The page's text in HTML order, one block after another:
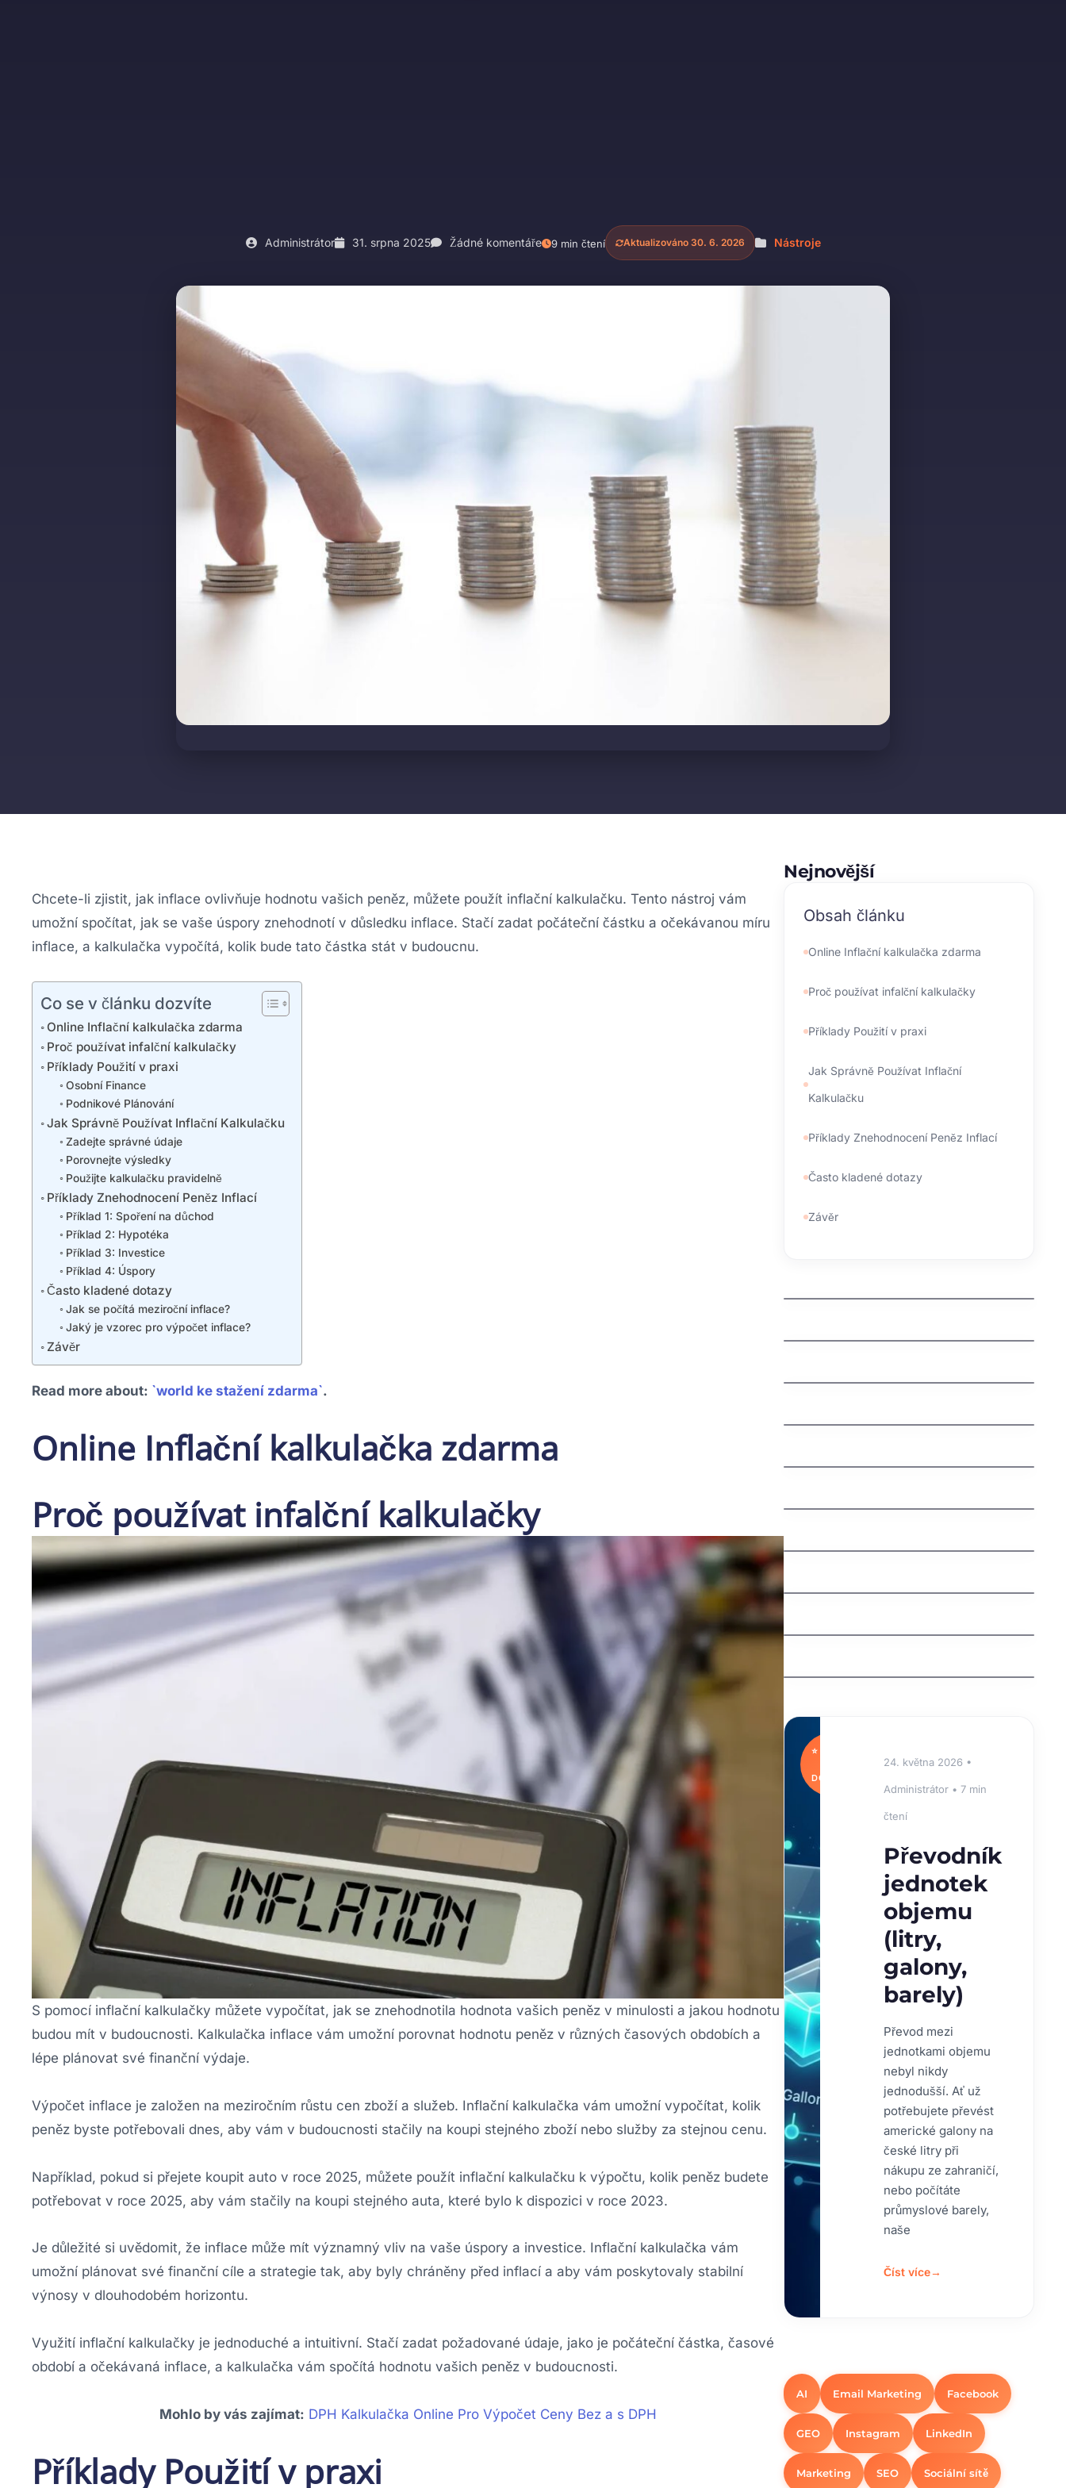
Administrátor 31. srpna 2025 Žádné komentáře 9 min čtení Aktualizováno 30. 6. 2026 Nástroje
Chcete-li zjistit, jak inflace ovlivňuje hodnotu vašich peněz, můžete použít inflační kalkulačku. Tento nástroj vám
umožní spočítat, jak se vaše úspory znehodnotí v důsledku inflace. Stačí zadat počáteční částku a očekávanou míru
inflace, a kalkulačka vypočítá, kolik bude tato částka stát v budoucnu.
Co se v článku dozvíte
Online Inflační kalkulačka zdarma
Proč používat infalční kalkulačky
Příklady Použití v praxi
Osobní Finance
Podnikové Plánování
Jak Správně Používat Inflační Kalkulačku
Zadejte správné údaje
Porovnejte výsledky
Použijte kalkulačku pravidelně
Příklady Znehodnocení Peněz Inflací
Příklad 1: Spoření na důchod
Příklad 2: Hypotéka
Příklad 3: Investice
Příklad 4: Úspory
Často kladené dotazy
Jak se počítá meziroční inflace?
Jaký je vzorec pro výpočet inflace?
Závěr
Read more about: `world ke stažení zdarma`.
Online Inflační kalkulačka zdarma
Proč používat infalční kalkulačky
S pomocí inflační kalkulačky můžete vypočítat, jak se znehodnotila hodnota vašich peněz v minulosti a jakou hodnotu
budou mít v budoucnosti. Kalkulačka inflace vám umožní porovnat hodnotu peněz v různých časových obdobích a
lépe plánovat své finanční výdaje.
Výpočet inflace je založen na meziročním růstu cen zboží a služeb. Inflační kalkulačka vám umožní vypočítat, kolik
peněz byste potřebovali dnes, aby vám v budoucnosti stačily na koupi stejného zboží nebo služby za stejnou cenu.
Například, pokud si přejete koupit auto v roce 2025, můžete použít inflační kalkulačku k výpočtu, kolik peněz budete
potřebovat v roce 2025, aby vám stačily na koupi stejného auta, které bylo k dispozici v roce 2023.
Je důležité si uvědomit, že inflace může mít významný vliv na vaše úspory a investice. Inflační kalkulačka vám
umožní plánovat své finanční cíle a strategie tak, aby byly chráněny před inflací a aby vám poskytovaly stabilní
výnosy v dlouhodobém horizontu.
Využití inflační kalkulačky je jednoduché a intuitivní. Stačí zadat požadované údaje, jako je počáteční částka, časové
období a očekávaná inflace, a kalkulačka vám spočítá hodnotu vašich peněz v budoucnosti.
Mohlo by vás zajímat: DPH Kalkulačka Online Pro Výpočet Ceny Bez a s DPH
Příklady Použití v praxi
Nejnovější
Obsah článku
Online Inflační kalkulačka zdarma
Proč používat infalční kalkulačky
Příklady Použití v praxi
Jak Správně Používat Inflační
Kalkulačku
Příklady Znehodnocení Peněz Inflací
Často kladené dotazy
Závěr
⭐
DOPORUČUJEME
24. května 2026 •
Administrátor • 7 min
čtení
Převodník
jednotek
objemu
(litry,
galony,
barely)
Převod mezi
jednotkami objemu
nebyl nikdy
jednodušší. Ať už
potřebujete převést
americké galony na
české litry při
nákupu ze zahraničí,
nebo počítáte
průmyslové barely,
naše
Číst více→
AI Email Marketing Facebook
GEO Instagram LinkedIn
Marketing SEO Sociální sítě